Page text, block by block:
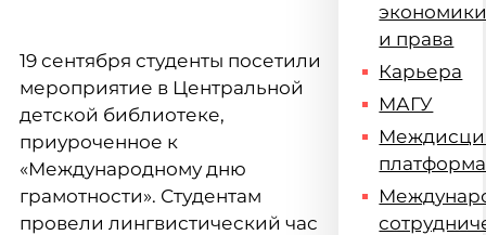
19 сентября студенты посетили
мероприятие в Центральной
детской библиотеке,
приуроченное к
«Международному дню
грамотности». Студентам
провели лингвистический час
и права
Карьера
МАГУ
платформа